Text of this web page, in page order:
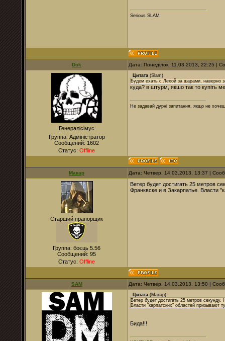
Serious SLAM
Dok Дата: Понеділок, 11.03.2013, 22:25 |
Генералісімус
Группа: Адміністратор
Сообщений: 1602
Статус: Offline
Цитата (Slam)
Будем ехать с Лёхой за шарами, наверно
куда? в штурм, якшо так то купіть
Не задавай дурні запитання, якщо не
Макар Дата: Четвер, 14.03.2013, 13:37 |
Старший прапорщик
Группа: боєць 5.56
Сообщений: 95
Статус: Offline
Ветер будет достигать 25 метров
Франквске и в Закарпатье. Власти
SAM Дата: Четвер, 14.03.2013, 13:50 |
Цитата (Макар)
Ветер будет достигать 25 метров
Власти "карпатских" областей призывают
Бида!!!